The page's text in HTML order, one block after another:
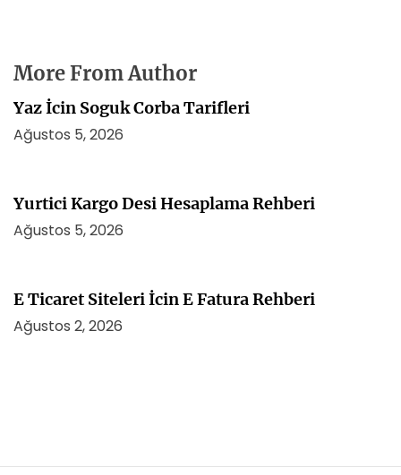
More From Author
Yaz İcin Soguk Corba Tarifleri
Ağustos 5, 2026
Yurtici Kargo Desi Hesaplama Rehberi
Ağustos 5, 2026
E Ticaret Siteleri İcin E Fatura Rehberi
Ağustos 2, 2026